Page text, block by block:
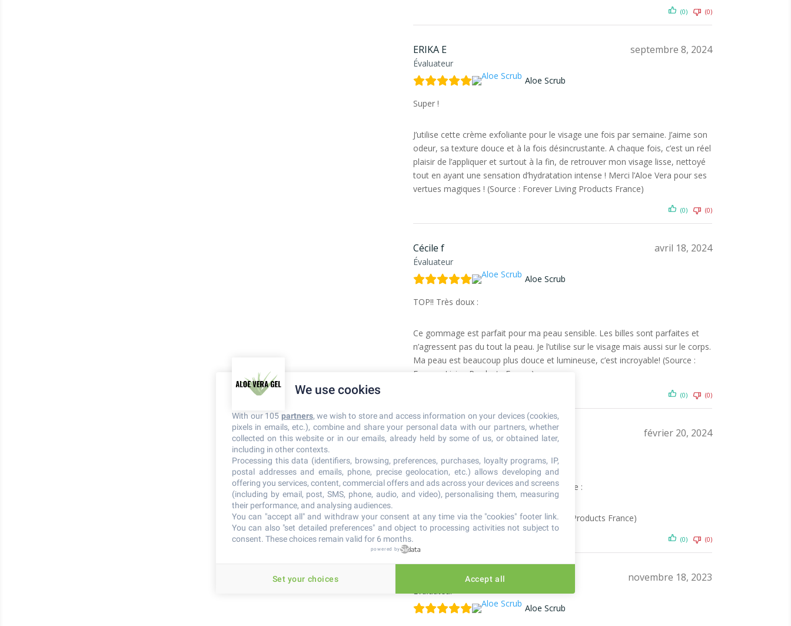
(0) (0)
ERIKA E
Évaluateur
septembre 8, 2024
Aloe Scrub
Super !
J’utilise cette crème exfoliante pour le visage une fois par semaine. J’aime son
odeur, sa texture douce et à la fois désincrustante. A chaque fois, c’est un réel
plaisir de l’appliquer et surtout à la fin, de retrouver mon visage lisse, nettoyé
tout en ayant une sensation d’hydratation intense ! Merci l’Aloe Vera pour ses
vertues magiques ! (Source : Forever Living Products France)
(0) (0)
Cécile f
Évaluateur
avril 18, 2024
Aloe Scrub
TOP!! Très doux :
Ce gommage est parfait pour ma peau sensible. Les billes sont parfaites et
n’agressent pas du tout la peau. Je l’utilise sur le visage mais aussi sur le corps.
Ma peau est beaucoup plus douce et lumineuse, c’est incroyable! (Source :
Forever Living Products France)
(0) (0)
Claude l
Évaluateur
février 20, 2024
Aloe Scrub
gommage parfait ,laisse la peau très douce :
je recommande ! (Source : Forever Living Products France)
(0) (0)
Évaluateur
novembre 18, 2023
Aloe Scrub
We use cookies
With our 105 partners, we wish to store and access information on your devices (cookies,
pixels in emails, etc.), combine and share your personal data with our partners, whether
collected on this website or in our emails, already held by some of us, or obtained later,
including in other contexts.
Processing this data (identifiers, browsing, preferences, purchases, loyalty programs, IP,
postal addresses and emails, phone, precise geolocation, etc.) allows developing and
offering you services, content, commercial offers and ads across your devices and screens
(including by email, post, SMS, phone, audio, and video), personalising them, measuring
their performance, and analysing audiences.
You can "accept all" and withdraw your consent at any time via the "cookies" footer link.
You can also "set detailed preferences" and object to processing activities not subject to
consent. These choices remain valid for 6 months.
powered by
Set your choices Accept all